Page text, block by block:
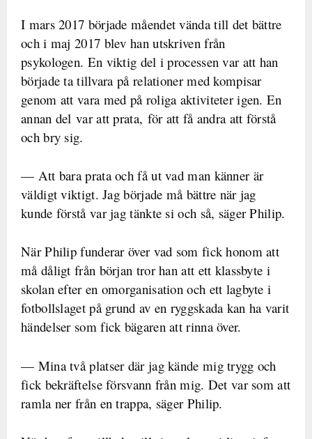
I mars 2017 började måendet vända till det bättre
och i maj 2017 blev han utskriven från
psykologen. En viktig del i processen var att han
började ta tillvara på relationer med kompisar
genom att vara med på roliga aktiviteter igen. En
annan del var att prata, för att få andra att förstå
och bry sig.
— Att bara prata och få ut vad man känner är
väldigt viktigt. Jag började må bättre när jag
kunde förstå var jag tänkte si och så, säger Philip.
När Philip funderar över vad som fick honom att
må dåligt från början tror han att ett klassbyte i
skolan efter en omorganisation och ett lagbyte i
fotbollslaget på grund av en ryggskada kan ha varit
händelser som fick bägaren att rinna över.
— Mina två platser där jag kände mig trygg och
fick bekräftelse försvann från mig. Det var som att
ramla ner från en trappa, säger Philip.